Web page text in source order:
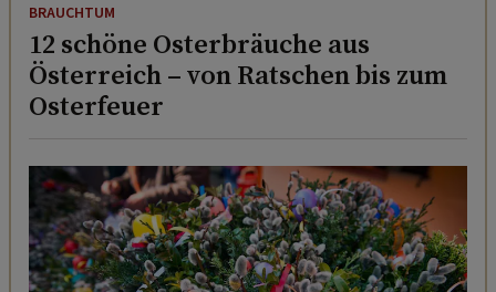
BRAUCHTUM
12 schöne Osterbräuche aus
Österreich – von Ratschen bis zum
Osterfeuer